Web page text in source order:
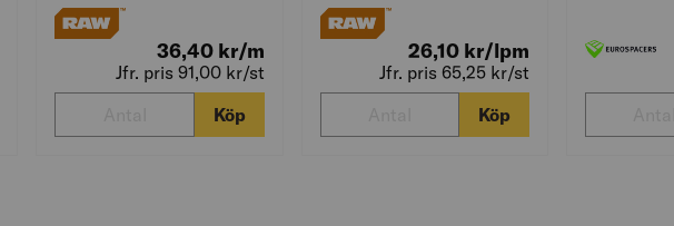
36,40 kr/m
Jfr. pris 91,00 kr/st
Köp
26,10 kr/lpm
Jfr. pris 65,25 kr/st
Köp